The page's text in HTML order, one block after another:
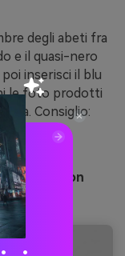
degli abeti fra
e il quasi-nero
inserisci il blu
le foto prodotti
Consiglio:
scuro
con